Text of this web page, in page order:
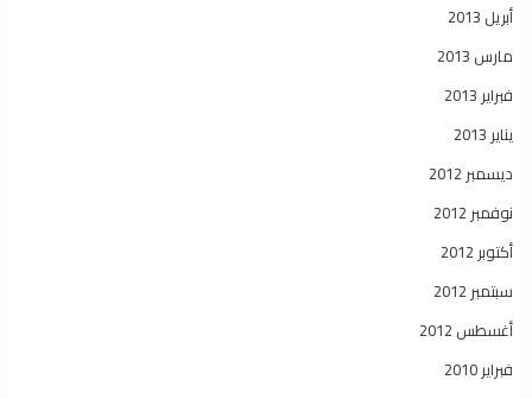
أبريل 2013
مارس 2013
فبراير 2013
يناير 2013
ديسمبر 2012
نوفمبر 2012
أكتوبر 2012
سبتمبر 2012
أغسطس 2012
فبراير 2010